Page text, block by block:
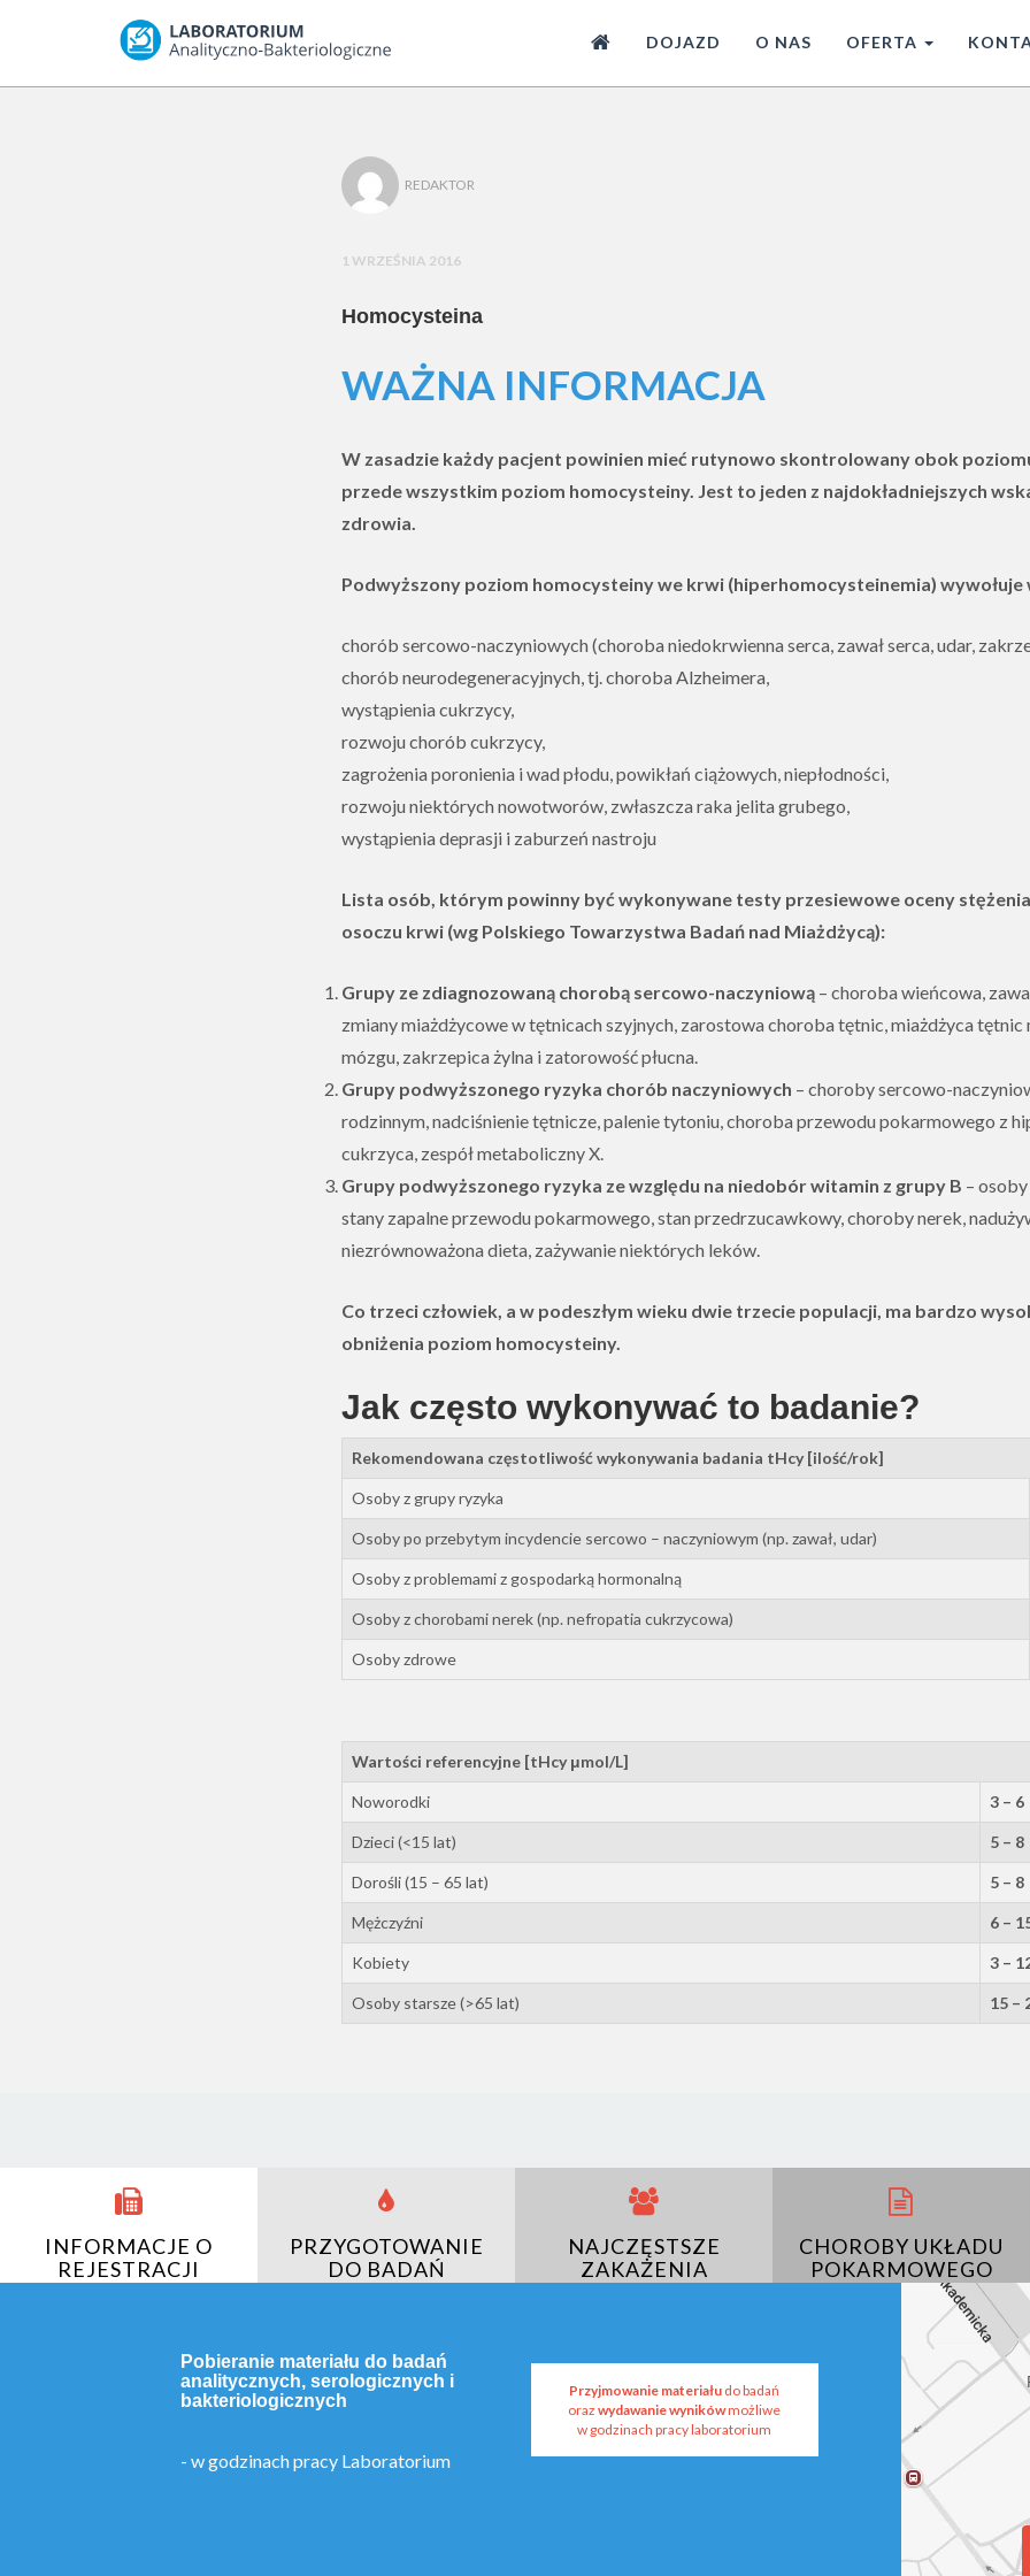
DOJAZD O NAS OFERTA
REDAKTOR
1 WRZEŚNIA 2016
Homocysteina
WAŻNA INFORMACJA
W zasadzie każdy pacjent powinien mieć rutynowo skontrolowany obok
przede wszystkim poziom homocysteiny. Jest to jeden z najdokładniejszych
zdrowia.
Podwyższony poziom homocysteiny we krwi (hiperhomocysteinemia)
chorób sercowo-naczyniowych (choroba niedokrwienna serca, zawał serca, udar,
chorób neurodegeneracyjnych, tj. choroba Alzheimera,
wystąpienia cukrzycy,
rozwoju chorób cukrzycy,
zagrożenia poronienia i wad płodu, powikłań ciążowych, niepłodności,
rozwoju niektórych nowotworów, zwłaszcza raka jelita grubego,
wystąpienia deprasji i zaburzeń nastroju
Lista osób, którym powinny być wykonywane testy przesiewowe oceny
osoczu krwi (wg Polskiego Towarzystwa Badań nad Miażdżycą):
Grupy ze zdiagnozowaną chorobą sercowo-naczyniową – choroba wieńcowa,
zmiany miażdżycowe w tętnicach szyjnych, zarostowa choroba tętnic, miażdżyca tętnic
mózgu, zakrzepica żylna i zatorowość płucna.
Grupy podwyższonego ryzyka chorób naczyniowych – choroby sercowo-
rodzinnym, nadciśnienie tętnicze, palenie tytoniu, choroba przewodu pokarmowego z
cukrzyca, zespół metaboliczny X.
Grupy podwyższonego ryzyka ze względu na niedobór witamin z grupy B –
stany zapalne przewodu pokarmowego, stan przedrzucawkowy, choroby nerek,
niezrównoważona dieta, zażywanie niektórych leków.
Co trzeci człowiek, a w podeszłym wieku dwie trzecie populacji, ma bardzo
obniżenia poziom homocysteiny.
Jak często wykonywać to badanie?
Rekomendowana częstotliwość wykonywania badania tHcy [ilość/rok]
Osoby z grupy ryzyka
Osoby po przebytym incydencie sercowo – naczyniowym (np. zawał, udar)
Osoby z problemami z gospodarką hormonalną
Osoby z chorobami nerek (np. nefropatia cukrzycowa)
Osoby zdrowe
Wartości referencyjne [tHcy μmol/L]
Noworodki 3 – 6
Dzieci (<15 lat) 5 – 8
Dorośli (15 – 65 lat) 5 – 8
Mężczyźni 6 –
Kobiety 3 –
Osoby starsze (>65 lat) 15 –
INFORMACJE O
REJESTRACJI
PRZYGOTOWANIE
DO BADAŃ
NAJCZĘSTSZE
ZAKAŻENIA
CHOROBY UKŁADU
POKARMOWEGO
Pobieranie materiału do badań
analitycznych, serologicznych i
bakteriologicznych
- w godzinach pracy Laboratorium
Przyjmowanie materiału do badań
orazwydawanie wynikówmożliwe
w godzinach pracy laboratorium